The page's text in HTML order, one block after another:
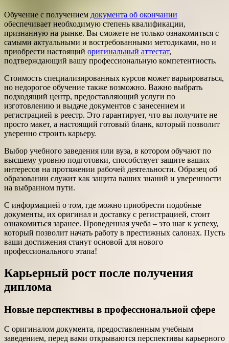
Обучение с получением документа об окончании
обеспечивает необходимую степень квалификации,
признанную на рынке. Вы сможете не только ознакомиться с
самыми актуальными и востребованными методиками, но и
приобрести настоящий оригинальный аттестат,
подтверждающий вашу профессиональную компетентность.
Стоимость специализированных курсов может варьироваться,
но недорогое обучение также возможно. Важно выбрать
подходящий центр, предоставляющий услуги по
изготовлению и выдаче документов с занесением и
регистрацией в реестр. Это гарантирует, что вы получите не
просто макет, а настоящий готовый бланк, который позволит
уверенно строить карьеру.
Выбор учебного заведения или вуза, в котором обучают по
высшему уровню подготовки, способствует защите ваших
интересов на протяжении рабочей деятельности. Образец об
образовании служит как защита ваших знаний и уверенности
на выбранном пути.
С информацией о том, где можно приобрести подобные
документы, их оригинал и доставку с регистрацией, стоит
ознакомиться заранее. Проведенная учеба – это шаг к успеху,
который позволит начать работу в престижных салонах. Пусть
ваши достижения станут основой для нового
профессионального этапа!
Карьерный рост после получения
диплома
Новые перспективы в профессиональной сфере
С оригиналом документа, предоставленным учебным
заведением, перед вами открываются перспективы карьерного